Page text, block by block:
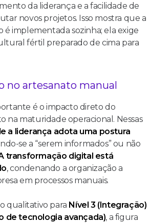
da liderança e a facilidade de
novos projetos. Isso mostra que a
é implementada sozinha; ela exige
fértil preparado de cima para
no artesanato manual
é o impacto direto do
na maturidade operacional. Nessas
a liderança adota uma postura
se a “serem informados” ou não
transformação digital está
, condenando a organização a
em processos manuais.
qualitativo para Nível 3 (Integração)
de tecnologia avançada), a figura